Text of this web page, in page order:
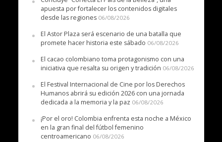
apuesta por fortalecer los contenidos digitales
desde las regiones 06/08/2026
El Astor Plaza será escenario de una batalla que
promete hacer historia este sábado 06/08/2026
El cacao colombiano toma protagonismo con una
iniciativa que resalta su origen y tradición 06/08/2026
El Festival Internacional de Cine por los Derechos
Humanos abrirá su edición 2026 con una jornada
dedicada a la memoria y la paz 06/08/2026
¡Por el oro! Colombia enfrenta esta noche a México
en la gran final del fútbol femenino
centroamericano 06/08/2026